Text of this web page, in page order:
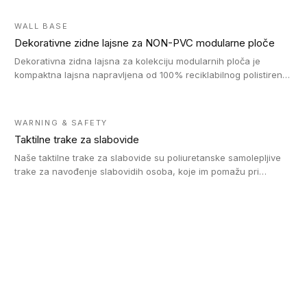
WALL BASE
Dekorativne zidne lajsne za NON-PVC modularne ploče
Dekorativna zidna lajsna za kolekciju modularnih ploča je
kompaktna lajsna napravljena od 100% reciklabilnog polistirena,
WARNING & SAFETY
Taktilne trake za slabovide
Naše taktilne trake za slabovide su poliuretanske samolepljive
trake za navođenje slabovidih osoba, koje im pomažu pri